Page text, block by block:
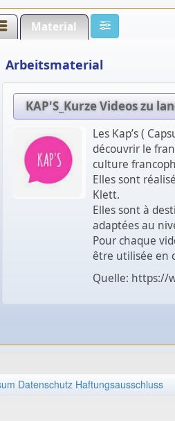
Material
Arbeitsmaterial
KAP'S_Kurze Videos zu
Les Kap’s (
découvrir le
culture
Elles sont
Klett.
Elles sont à
adaptées au
Pour chaque
être utilisée en
Quelle: https://
Datenschutz Haftungsausschluss